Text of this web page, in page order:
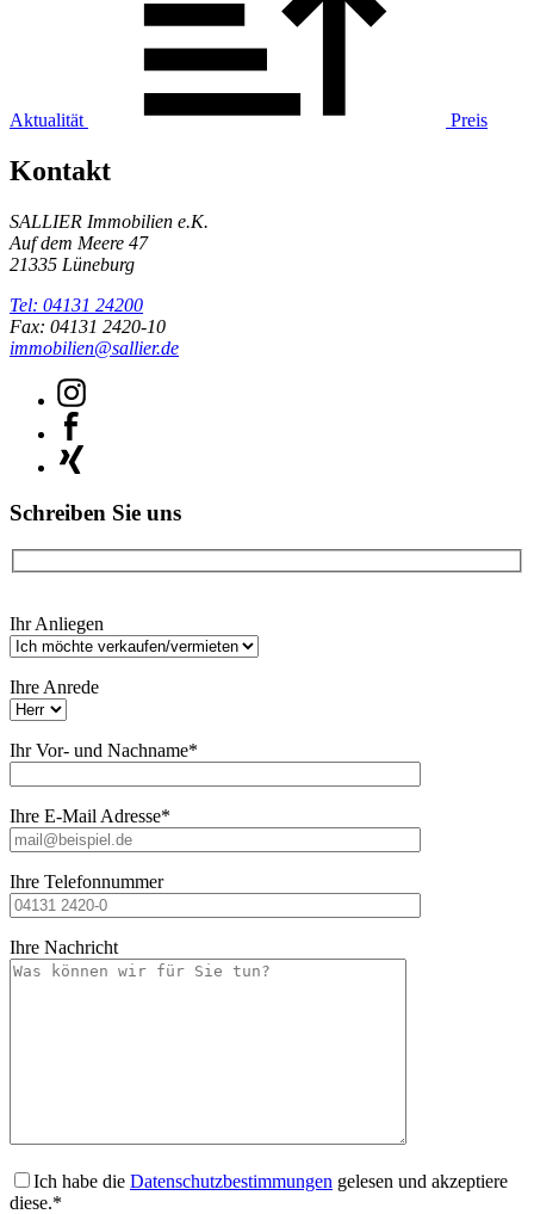
Aktualität Preis
Kontakt
SALLIER Immobilien e.K.
Auf dem Meere 47
21335 Lüneburg
Tel: 04131 24200
Fax: 04131 2420-10
immobilien@sallier.de
Schreiben Sie uns
lasse
dieses
leer.
Ihr Anliegen
Ihre Anrede
Ihr Vor- und Nachname*
Ihre E-Mail Adresse*
Ihre Telefonnummer
Ihre Nachricht
Ich habe die Datenschutzbestimmungen gelesen und akzeptiere
diese.*